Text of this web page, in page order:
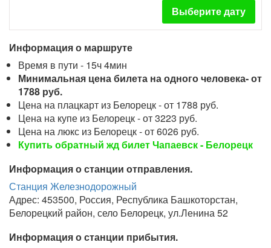
Выберите дату
Информация о маршруте
Время в пути - 15ч 4мин
Минимальная цена билета на одного человека- от
1788 руб.
Цена на плацкарт из Белорецк - от 1788 руб.
Цена на купе из Белорецк - от 3223 руб.
Цена на люкс из Белорецк - от 6026 руб.
Купить обратный жд билет Чапаевск - Белорецк
Информация о станции отправления.
Станция Железнодорожный
Адрес: 453500, Россия, Республика Башкоторстан,
Белорецкий район, село Белорецк, ул.Ленина 52
Информация о станции прибытия.